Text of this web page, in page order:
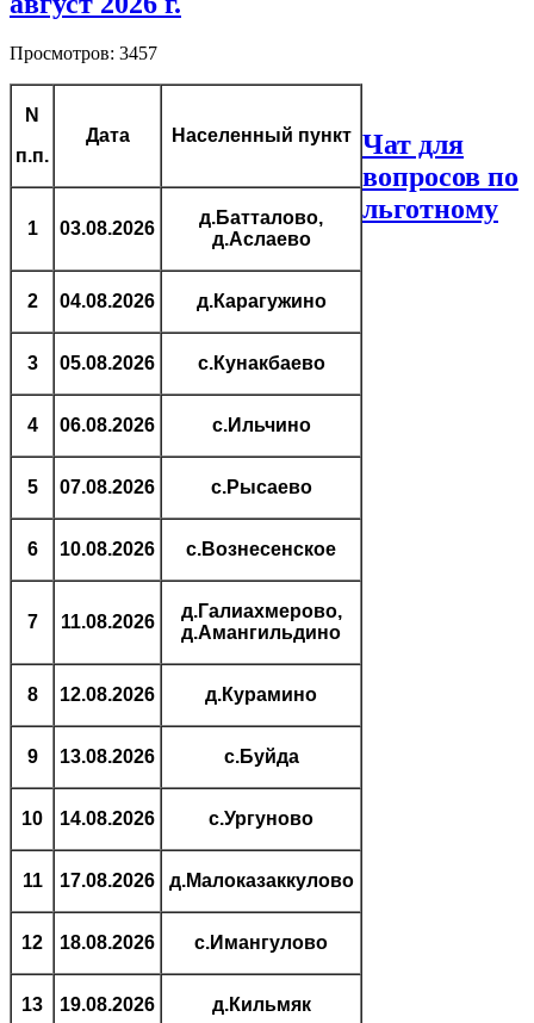
Просмотров: 3457
N
п.п.
Дата Населенный пункт
1 03.08.2026
д.Батталово,
д.Аслаево
2 04.08.2026 д.Карагужино
3 05.08.2026 с.Кунакбаево
4 06.08.2026 с.Ильчино
5 07.08.2026 с.Рысаево
6 10.08.2026 с.Вознесенское
7 11.08.2026
д.Галиахмерово,
д.Амангильдино
8 12.08.2026 д.Курамино
9 13.08.2026 с.Буйда
10 14.08.2026 с.Ургуново
11 17.08.2026 д.Малоказаккулово
12 18.08.2026 с.Имангулово
13 19.08.2026 д.Кильмяк
Чат для
вопросов по
льготному